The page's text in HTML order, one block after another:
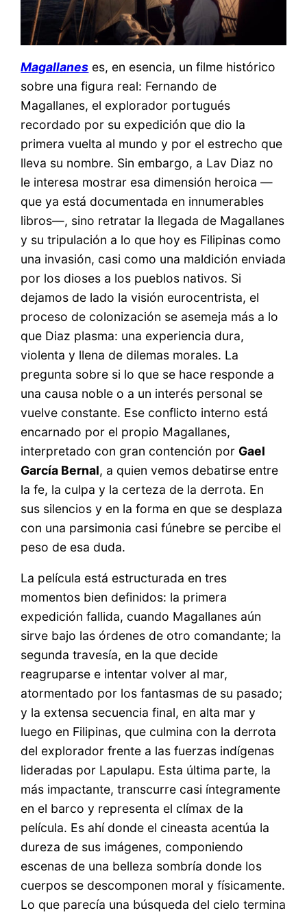
Magallanes es, en esencia, un filme histórico
sobre una figura real: Fernando de
Magallanes, el explorador portugués
recordado por su expedición que dio la
primera vuelta al mundo y por el estrecho que
lleva su nombre. Sin embargo, a Lav Diaz no
le interesa mostrar esa dimensión heroica —
que ya está documentada en innumerables
libros—, sino retratar la llegada de Magallanes
y su tripulación a lo que hoy es Filipinas como
una invasión, casi como una maldición enviada
por los dioses a los pueblos nativos. Si
dejamos de lado la visión eurocentrista, el
proceso de colonización se asemeja más a lo
que Diaz plasma: una experiencia dura,
violenta y llena de dilemas morales. La
pregunta sobre si lo que se hace responde a
una causa noble o a un interés personal se
vuelve constante. Ese conflicto interno está
encarnado por el propio Magallanes,
interpretado con gran contención por Gael
García Bernal, a quien vemos debatirse entre
la fe, la culpa y la certeza de la derrota. En
sus silencios y en la forma en que se desplaza
con una parsimonia casi fúnebre se percibe el
peso de esa duda.
La película está estructurada en tres
momentos bien definidos: la primera
expedición fallida, cuando Magallanes aún
sirve bajo las órdenes de otro comandante; la
segunda travesía, en la que decide
reagruparse e intentar volver al mar,
atormentado por los fantasmas de su pasado;
y la extensa secuencia final, en alta mar y
luego en Filipinas, que culmina con la derrota
del explorador frente a las fuerzas indígenas
lideradas por Lapulapu. Esta última parte, la
más impactante, transcurre casi íntegramente
en el barco y representa el clímax de la
película. Es ahí donde el cineasta acentúa la
dureza de sus imágenes, componiendo
escenas de una belleza sombría donde los
cuerpos se descomponen moral y físicamente.
Lo que parecía una búsqueda del cielo termina